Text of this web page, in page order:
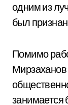
одним из
был
Помимо
Мирзаханов
занимается